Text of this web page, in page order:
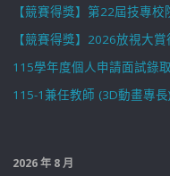
【競賽得獎】第22屆技專
【競賽得獎】2026放視大
115學年度個人申請面試錄
115-1兼任教師 (3D動畫專
2026 年 8 月